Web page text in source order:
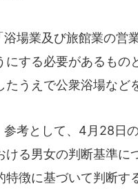
場業及び旅館業の営
にする必要があるも
たうえで公衆浴場など
考として、4月28日
ける男女の判断基準に
特徴に基づいて判断す